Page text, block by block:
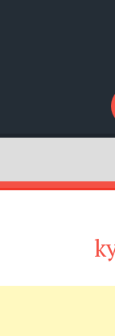
Menu
Widgets
Search